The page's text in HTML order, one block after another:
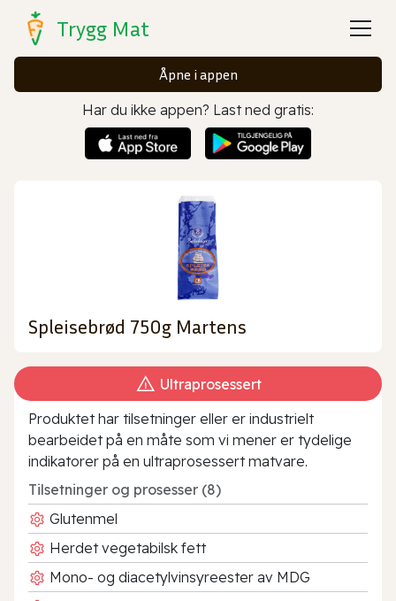
Trygg Mat
Åpne i appen
Har du ikke appen? Last ned gratis:
Spleisebrød 750g Martens
Ultraprosessert
Produktet har tilsetninger eller er industrielt
bearbeidet på en måte som vi mener er tydelige
indikatorer på en ultraprosessert matvare.
Tilsetninger og prosesser (8)
Glutenmel
Herdet vegetabilsk fett
Mono- og diacetylvinsyreester av MDG